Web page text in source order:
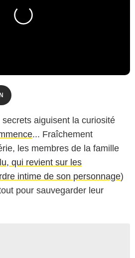
aiguisent la curiosité
... Fraîchement
les membres de la famille
qui revient sur les
intime de son personnage)
pour sauvegarder leur